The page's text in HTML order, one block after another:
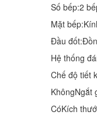
Số bếp:2
Mặt
Đầu
Hệ thống
Chế độ tiết
KhôngNgắt
CóKích